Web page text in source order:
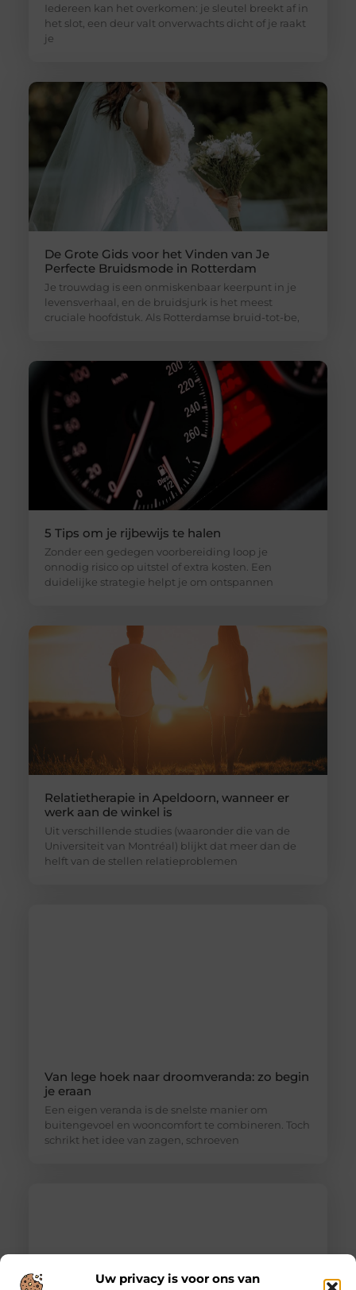
Uw privacy is voor ons van
Iedereen kan het overkomen: je sleutel breekt af in
het slot, een deur valt onverwachts dicht of je raakt
je
De Grote Gids voor het Vinden van Je
Perfecte Bruidsmode in Rotterdam
Je trouwdag is een onmiskenbaar keerpunt in je
levensverhaal, en de bruidsjurk is het meest
cruciale hoofdstuk. Als Rotterdamse bruid-tot-be,
5 Tips om je rijbewijs te halen
Zonder een gedegen voorbereiding loop je
onnodig risico op uitstel of extra kosten. Een
duidelijke strategie helpt je om ontspannen
Relatietherapie in Apeldoorn, wanneer er
werk aan de winkel is
Uit verschillende studies (waaronder die van de
Universiteit van Montréal) blijkt dat meer dan de
helft van de stellen relatieproblemen
Van lege hoek naar droomveranda: zo begin
je eraan
Een eigen veranda is de snelste manier om
buitengevoel en wooncomfort te combineren. Toch
schrikt het idee van zagen, schroeven